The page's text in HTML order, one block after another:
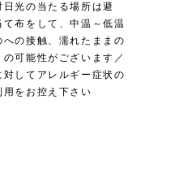
光の当たる場所は避
布をして、中温～低温
の接触、濡れたままの
可能性がございます／
してアレルギー症状の
をお控え下さい